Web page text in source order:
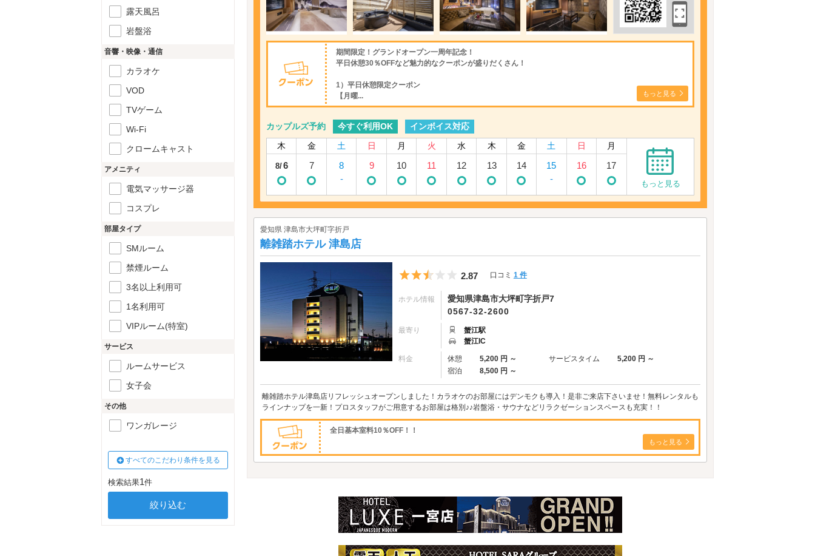
期間限定！グランドオープン一周年記念！
平日休憩30％OFFなど魅力的なクーポンが盛りだくさん！
1）平日休憩限定クーポン
【月曜...
もっと見る
カップルズ予約 今すぐ利用OK
インボイス対応
木
金 土 日 月 火 水 木 金 土 日 月
8/6 7
8
-
9 10 11 12 13 14
15
-
16 17
もっと見る
愛知県 津島市大坪町字折戸
離雑踏ホテル 津島店
5つ星のうち2.5
2.87 口コミ 1 件
ホテル情報
愛知県津島市大坪町字折戸7
0567-32-2600
最寄り
蟹江駅
蟹江IC
料金 休憩 5,200 円 ～ サービスタイム
5,200 円 ～
宿泊
8,500 円 ～
離雑踏ホテル津島店リフレッシュオープンしました！カラオケのお部屋にはデンモクも導入！是非ご来店下さいませ！無料レンタルも
ラインナップを一新！プロスタッフがご用意するお部屋は格別♪♪岩盤浴・サウナなどリラクゼーションスペースも充実！！
全日基本室料10％OFF！！
もっと見る
露天風呂
岩盤浴
音響・映像・通信
カラオケ
VOD
TVゲーム
Wi-Fi
クロームキャスト
アメニティ
電気マッサージ器
コスプレ
部屋タイプ
SMルーム
禁煙ルーム
3名以上利用可
1名利用可
VIPルーム(特室)
サービス
ルームサービス
女子会
その他
ワンガレージ
すべてのこだわり条件を見る
検索結果1件